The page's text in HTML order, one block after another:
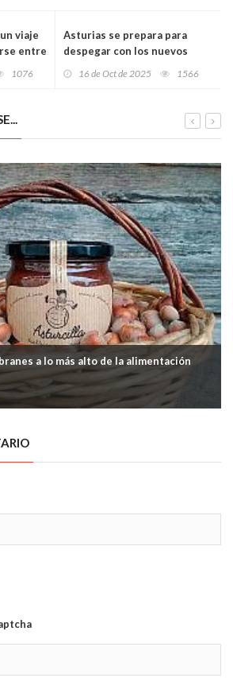
viaje
entre
1076
Asturias se prepara para
despegar con los nuevos
16 de Oct de 2025 1566
a lo más alto de la alimentación